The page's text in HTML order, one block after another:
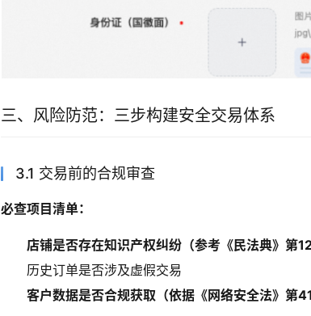
三、风险防范：三步构建安全交易体系
3.1 交易前的合规审查
必查项目清单：
店铺是否存在知识产权纠纷（参考《民法典》第
历史订单是否涉及虚假交易
客户数据是否合规获取（依据《网络安全法》第41